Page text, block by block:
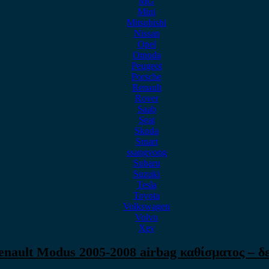
Mini
Mitsubishi
Nissan
Opel
Omoda
Peugeot
Porsche
Renault
Rover
Saab
Seat
Skoda
Smart
ssangyong
Subaru
Suzuki
Tesla
Toyota
Volkswagen
Volvo
Xev
Modus 2005-2008 airbag καθίσματος –